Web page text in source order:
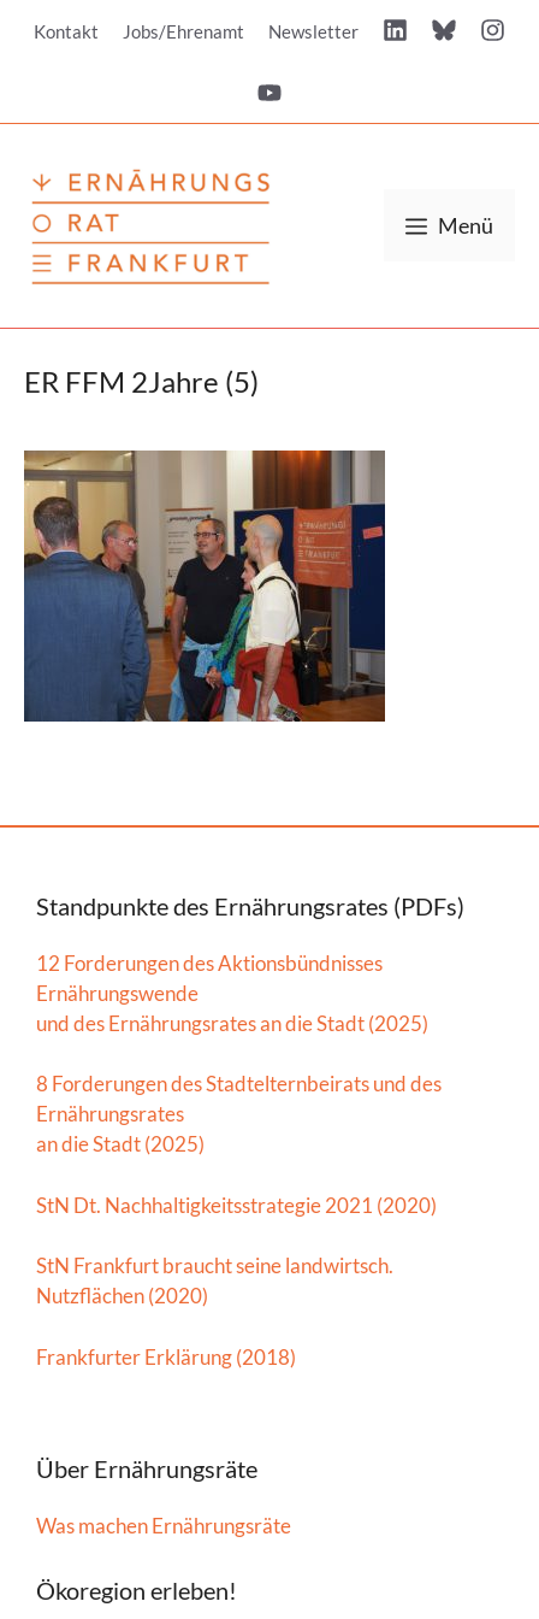
InhaltKontakt Jobs/Ehrenamt Newsletter
Menü
ER FFM 2Jahre (5)
Standpunkte des Ernährungsrates (PDFs)
12 Forderungen des Aktionsbündnisses
Ernährungswende
und des Ernährungsrates an die Stadt (2025)
8 Forderungen des Stadtelternbeirats und des
Ernährungsrates
an die Stadt (2025)
StN Dt. Nachhaltigkeitsstrategie 2021 (2020)
StN Frankfurt braucht seine landwirtsch.
Nutzflächen (2020)
Frankfurter Erklärung (2018)
Über Ernährungsräte
Was machen Ernährungsräte
Ökoregion erleben!